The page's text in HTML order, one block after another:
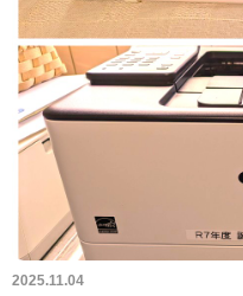
2025.11.04